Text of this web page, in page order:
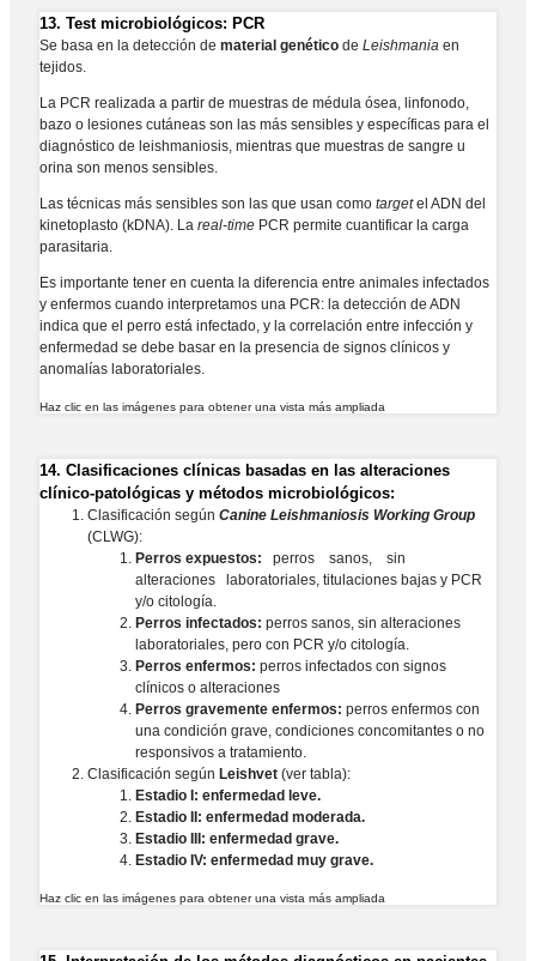
13. Test microbiológicos: PCR
Se basa en la detección de material genético de Leishmania en
tejidos.
La PCR realizada a partir de muestras de médula ósea, linfonodo,
bazo o lesiones cutáneas son las más sensibles y específicas para el
diagnóstico de leishmaniosis, mientras que muestras de sangre u
orina son menos sensibles.
Las técnicas más sensibles son las que usan como targetel ADN del
kinetoplasto (kDNA). La real-time PCR permite cuantificar la carga
parasitaria.
Es importante tener en cuenta la diferencia entre animales infectados
y enfermos cuando interpretamos una PCR: la detección de ADN
indica que el perro está infectado, y la correlación entre infección y
enfermedad se debe basar en la presencia de signos clínicos y
anomalías laboratoriales.
Haz clic en las imágenes para obtener una vista más ampliada
14. Clasificaciones clínicas basadas en las alteraciones
clínico-patológicas y métodos microbiológicos:
Clasificación según Canine Leishmaniosis Working Group
(CLWG):
Perros expuestos: perros sanos, sin
alteraciones laboratoriales, titulaciones bajas y PCR
y/o citología.
Perros infectados: perros sanos, sin alteraciones
laboratoriales, pero con PCR y/o citología.
Perros enfermos: perros infectados con signos
clínicos o alteraciones
Perros gravemente enfermos: perros enfermos con
una condición grave, condiciones concomitantes o no
responsivos a tratamiento.
Clasificación según Leishvet (ver tabla):
Estadio I: enfermedad leve.
Estadio II: enfermedad moderada.
Estadio III: enfermedad grave.
Estadio IV: enfermedad muy grave.
Haz clic en las imágenes para obtener una vista más ampliada